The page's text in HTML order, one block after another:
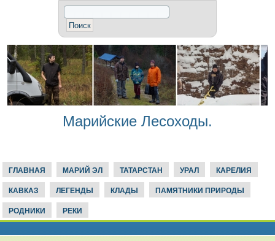
Марийские Лесоходы.
ГЛАВНАЯ МАРИЙ ЭЛ ТАТАРСТАН УРАЛ КАРЕЛИЯ
КАВКАЗ ЛЕГЕНДЫ КЛАДЫ ПАМЯТНИКИ ПРИРОДЫ
РОДНИКИ РЕКИ